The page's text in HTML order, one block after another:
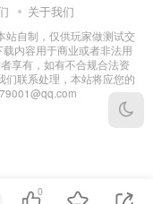
关于我们
站自制，仅供玩家做测试交
内容用于商业或者非法用
享有，如有不合规合法资
们联系处理，本站将应您的
0